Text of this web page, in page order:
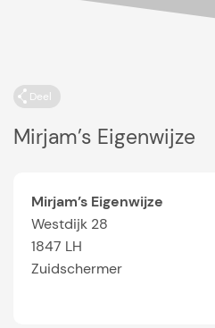
Deel
Mirjam’s Eigenwijze
Mirjam’s Eigenwijze
Westdijk 28
1847 LH
Zuidschermer